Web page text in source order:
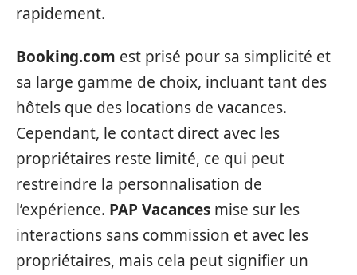
rapidement.
Booking.com est prisé pour sa simplicité et
sa large gamme de choix, incluant tant des
hôtels que des locations de vacances.
Cependant, le contact direct avec les
propriétaires reste limité, ce qui peut
restreindre la personnalisation de
l’expérience. PAP Vacances mise sur les
interactions sans commission et avec les
propriétaires, mais cela peut signifier un